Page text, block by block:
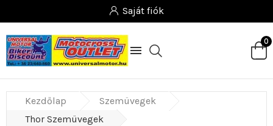
Saját fiók

0
Kezdőlap
Szemüvegek
Thor Szemüvegek